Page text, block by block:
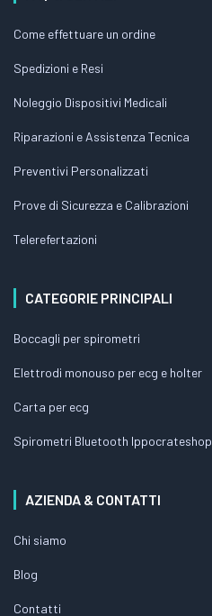
Come effettuare un ordine
Spedizioni e Resi
Noleggio Dispositivi Medicali
Riparazioni e Assistenza Tecnica
Preventivi Personalizzati
Prove di Sicurezza e Calibrazioni
Telerefertazioni
CATEGORIE PRINCIPALI
Boccagli per spirometri
Elettrodi monouso per ecg e holter
Carta per ecg
Spirometri Bluetooth Ippocrateshop
AZIENDA & CONTATTI
Chi siamo
Blog
Contatti